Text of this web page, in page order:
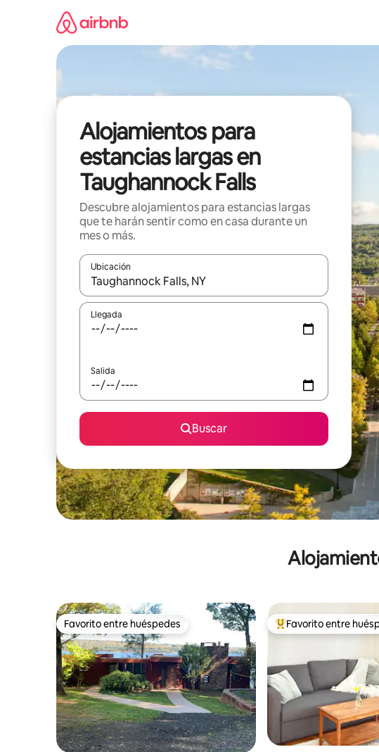
Alojamientos para
estancias largas en
Taughannock Falls
Descubre alojamientos para estancias largas
que te harán sentir como en casa durante un
mes o más.
Ubicación
Cuando los resultados estén disponibles, podrás navegar
Llegada
Salida
Buscar
Favorito entre huéspedes
Favorito entre huéspedes De los mejores en
Favorito entre